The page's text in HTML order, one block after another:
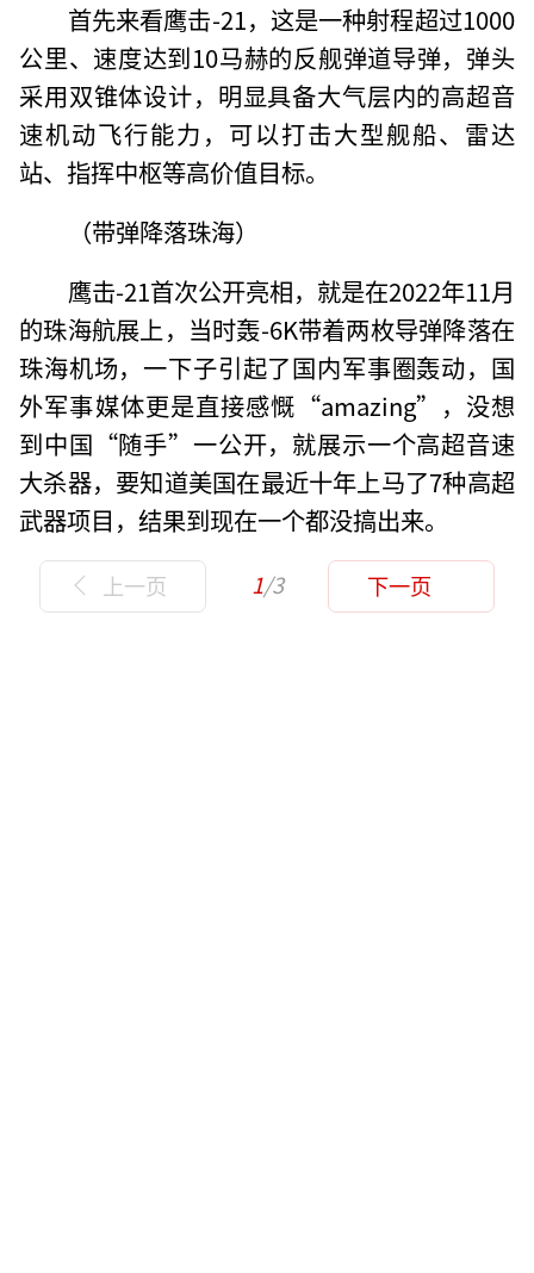
首先来看鹰击-21，这是一种射程超过1000
公里、速度达到10马赫的反舰弹道导弹，弹头
采用双锥体设计，明显具备大气层内的高超音
速机动飞行能力，可以打击大型舰船、雷达
站、指挥中枢等高价值目标。
（带弹降落珠海）
鹰击-21首次公开亮相，就是在2022年11月
的珠海航展上，当时轰-6K带着两枚导弹降落在
珠海机场，一下子引起了国内军事圈轰动，国
外军事媒体更是直接感慨“amazing”，没想
到中国“随手”一公开，就展示一个高超音速
大杀器，要知道美国在最近十年上马了7种高超
武器项目，结果到现在一个都没搞出来。
上一页 1/3 下一页